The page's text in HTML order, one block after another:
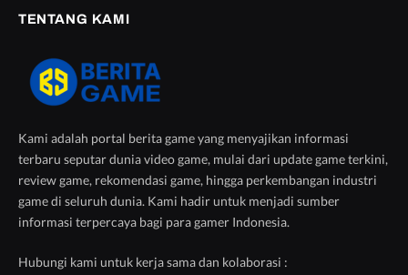
TENTANG KAMI
Kami adalah portal berita game yang menyajikan informasi
terbaru seputar dunia video game, mulai dari update game terkini,
review game, rekomendasi game, hingga perkembangan industri
game di seluruh dunia. Kami hadir untuk menjadi sumber
informasi terpercaya bagi para gamer Indonesia.
Hubungi kami untuk kerja sama dan kolaborasi :